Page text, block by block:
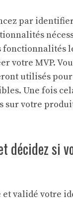
par
votre MVP.
utilisés
Une fois
votre
décidez si
et validé votre